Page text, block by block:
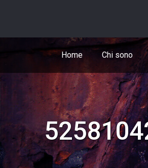
Home Chi sono